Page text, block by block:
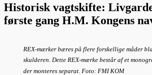
Historisk vagtskifte:
første gang H.M. Kongens
REX-mærker bæres på flere forskellige måder
skulderen. Dette REX-mærke består af et
der monteres separat. Foto: FMI KOM